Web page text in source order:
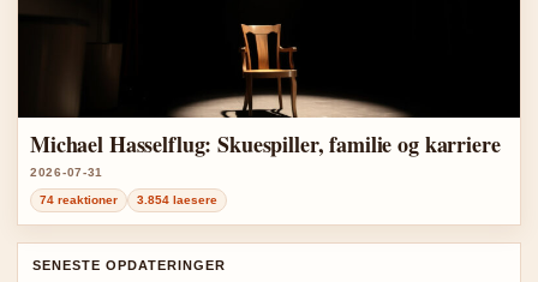
Michael Hasselflug: Skuespiller, familie og karriere
2026-07-31
74 reaktioner 3.854 laesere
SENESTE OPDATERINGER